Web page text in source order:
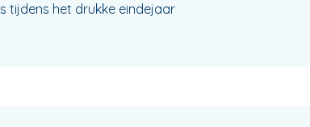
tijdens het drukke eindejaar